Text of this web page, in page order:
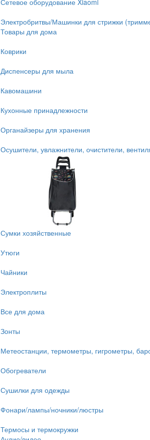
Сетевое оборудование Xiaomi
Электробритвы/Машинки для стрижки
Товары для дома
Коврики
Диспенсеры для мыла
Кавомашини
Кухонные принадлежности
Органайзеры для хранения
Осушители, увлажнители, очистители,
Сумки хозяйственные
Утюги
Чайники
Электроплиты
Все для дома
Зонты
Метеостанции, термометры, гигрометры,
Обогреватели
Сушилки для одежды
Фонари/лампы/ночники/люстры
Термосы и термокружки